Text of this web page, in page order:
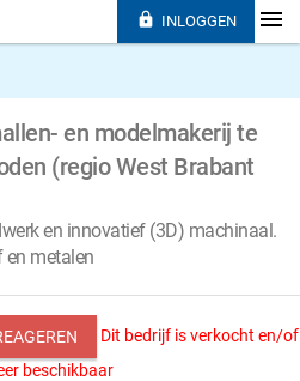
en modelmakerij te
(regio West Brabant
en innovatief (3D) machinaal.
en metalen
Dit bedrijf is verkocht en/of
beschikbaar
 INLOGGEN